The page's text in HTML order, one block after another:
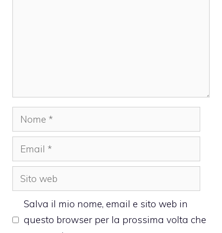
Nome
Email
Sito
web
Salva il mio nome, email e sito web in
questo browser per la prossima volta che